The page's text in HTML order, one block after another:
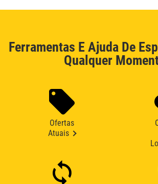
Ferramentas E Ajuda De
Qualquer
Ofertas
Atuais